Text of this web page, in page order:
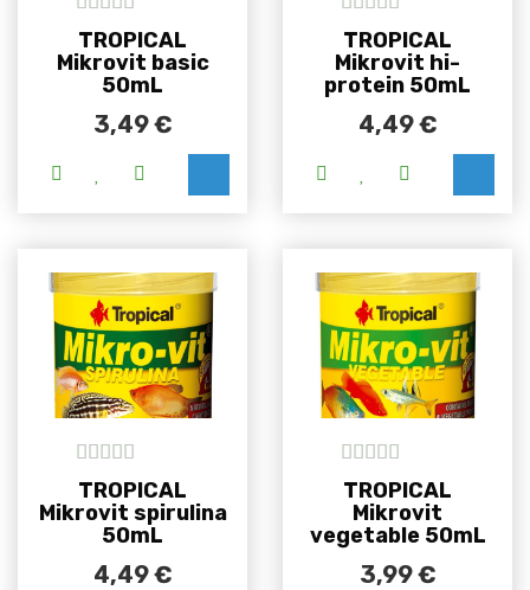
5out of 5
TROPICAL
Mikrovit basic
50mL
3,49€
5out of 5
TROPICAL
Mikrovit hi-
protein 50mL
4,49€
5out of 5
TROPICAL
Mikrovit spirulina
50mL
4,49€
5out of 5
TROPICAL
Mikrovit
vegetable 50mL
3,99€